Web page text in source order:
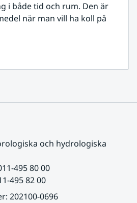
i både tid och rum. Den är
när man vill ha koll på
och hydrologiska
495 80 00
495 82 00
202100-0696